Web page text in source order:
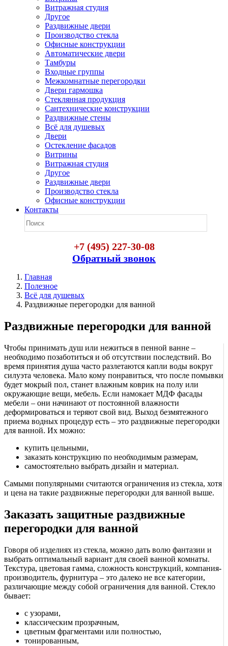
Витражная студия
Другое
Раздвижные двери
Производство стекла
Офисные конструкции
Автоматические двери
Тамбуры
Входные группы
Межкомнатные перегородки
Двери гармошка
Стеклянная продукция
Сантехнические конструкции
Раздвижные стены
Всё для душевых
Двери
Остекление фасадов
Витрины
Витражная студия
Другое
Раздвижные двери
Производство стекла
Офисные конструкции
Контакты
+7 (495) 227-30-08
Обратный звонок
Главная
Полезное
Всё для душевых
Раздвижные перегородки для ванной
Раздвижные перегородки для ванной
Чтобы принимать душ или нежиться в пенной ванне –
необходимо позаботиться и об отсутствии последствий. Во
время принятия душа часто разлетаются капли воды вокруг
силуэта человека. Мало кому понравиться, что после помывки
будет мокрый пол, станет влажным коврик на полу или
окружающие вещи, мебель. Если намокает МДФ фасады
мебели – они начинают от постоянной влажности
деформироваться и теряют свой вид. Выход безмятежного
приема водных процедур есть – это раздвижные перегородки
для ванной. Их можно:
купить цельными,
заказать конструкцию по необходимым размерам,
самостоятельно выбрать дизайн и материал.
Самыми популярными считаются ограничения из стекла, хотя
и цена на такие раздвижные перегородки для ванной выше.
Заказать защитные раздвижные
перегородки для ванной
Говоря об изделиях из стекла, можно дать волю фантазии и
выбрать оптимальный вариант для своей ванной комнаты.
Текстура, цветовая гамма, сложность конструкций, компания-
производитель, фурнитура – это далеко не все категории,
различающие между собой ограничения для ванной. Стекло
бывает:
с узорами,
классическим прозрачным,
цветным фрагментами или полностью,
тонированным,